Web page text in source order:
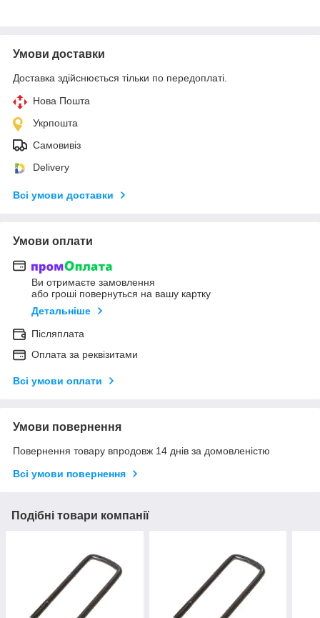
Умови доставки
Доставка здійснюється тільки по передоплаті.
Нова Пошта
Укрпошта
Самовивіз
Delivery
Всі умови доставки
Умови оплати
Ви отримаєте замовлення
або гроші повернуться на вашу картку
Детальніше
Післяплата
Оплата за реквізитами
Всі умови оплати
Умови повернення
Повернення товару впродовж 14 днів за домовленістю
Всі умови повернення
Подібні товари компанії